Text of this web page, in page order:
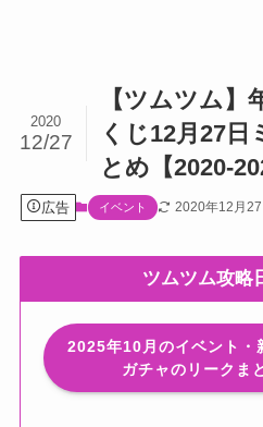
【ツムツム】
くじ12月27日
とめ【2020-
2020
12/27
広告 イベント 2020年12月27
ツムツム攻略
2025年10月のイベント・
ガチャのリークま